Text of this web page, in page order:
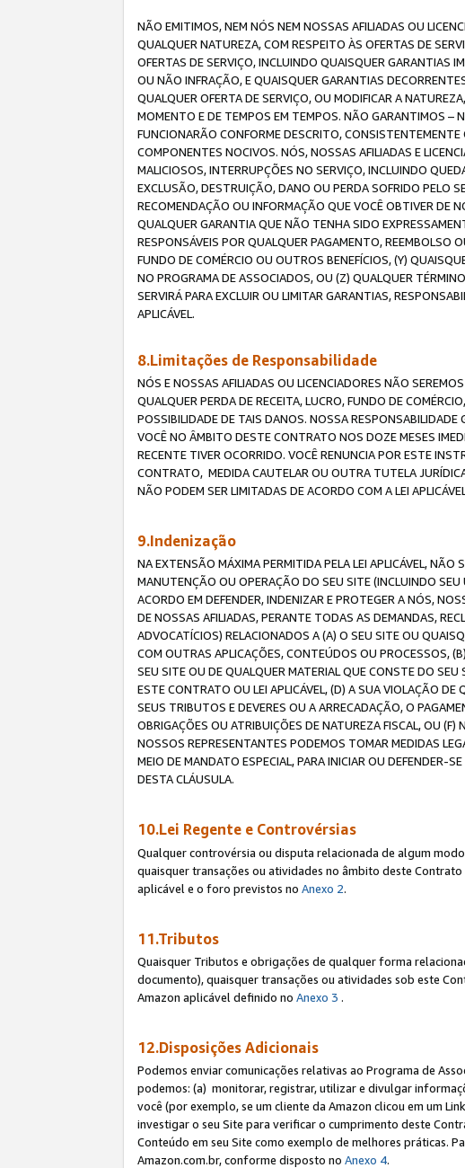
NÃO EMITIMOS, NEM NÓS NEM NOSSAS AFILIADAS OU
QUALQUER NATUREZA, COM RESPEITO ÀS OFERTAS DE
OFERTAS DE SERVIÇO, INCLUINDO QUAISQUER GARANTIAS
OU NÃO INFRAÇÃO, E QUAISQUER GARANTIAS
QUALQUER OFERTA DE SERVIÇO, OU MODIFICAR A
MOMENTO E DE TEMPOS EM TEMPOS. NÃO GARANTIMOS –
FUNCIONARÃO CONFORME DESCRITO,
COMPONENTES NOCIVOS. NÓS, NOSSAS AFILIADAS E
MALICIOSOS, INTERRUPÇÕES NO SERVIÇO, INCLUINDO
EXCLUSÃO, DESTRUIÇÃO, DANO OU PERDA SOFRIDO PELO
RECOMENDAÇÃO OU INFORMAÇÃO QUE VOCÊ OBTIVER DE
QUALQUER GARANTIA QUE NÃO TENHA SIDO
RESPONSÁVEIS POR QUALQUER PAGAMENTO, REEMBOLSO
FUNDO DE COMÉRCIO OU OUTROS BENEFÍCIOS, (Y)
NO PROGRAMA DE ASSOCIADOS, OU (Z) QUALQUER
SERVIRÁ PARA EXCLUIR OU LIMITAR GARANTIAS,
APLICÁVEL.
8.Limitações de Responsabilidade
NÓS E NOSSAS AFILIADAS OU LICENCIADORES NÃO
QUALQUER PERDA DE RECEITA, LUCRO, FUNDO DE
POSSIBILIDADE DE TAIS DANOS. NOSSA RESPONSABILIDADE
VOCÊ NO ÂMBITO DESTE CONTRATO NOS DOZE MESES
RECENTE TIVER OCORRIDO. VOCÊ RENUNCIA POR ESTE
CONTRATO, MEDIDA CAUTELAR OU OUTRA TUTELA
NÃO PODEM SER LIMITADAS DE ACORDO COM A LEI
9.Indenização
NA EXTENSÃO MÁXIMA PERMITIDA PELA LEI APLICÁVEL,
MANUTENÇÃO OU OPERAÇÃO DO SEU SITE (INCLUINDO
ACORDO EM DEFENDER, INDENIZAR E PROTEGER A NÓS,
DE NOSSAS AFILIADAS, PERANTE TODAS AS DEMANDAS,
ADVOCATÍCIOS) RELACIONADOS A (A) O SEU SITE OU
COM OUTRAS APLICAÇÕES, CONTEÚDOS OU PROCESSOS,
SEU SITE OU DE QUALQUER MATERIAL QUE CONSTE DO
ESTE CONTRATO OU LEI APLICÁVEL, (D) A SUA VIOLAÇÃO
SEUS TRIBUTOS E DEVERES OU A ARRECADAÇÃO, O
OBRIGAÇÕES OU ATRIBUIÇÕES DE NATUREZA FISCAL, OU
NOSSOS REPRESENTANTES PODEMOS TOMAR MEDIDAS
MEIO DE MANDATO ESPECIAL, PARA INICIAR OU DEFENDER-
DESTA CLÁUSULA.
10.Lei Regente e Controvérsias
Qualquer controvérsia ou disputa relacionada de algum
quaisquer transações ou atividades no âmbito deste
aplicável e o foro previstos no Anexo 2.
11.Tributos
Quaisquer Tributos e obrigações de qualquer forma
documento), quaisquer transações ou atividades sob este
Amazon aplicável definido no Anexo 3 .
12.Disposições Adicionais
Podemos enviar comunicações relativas ao Programa de
podemos: (a) monitorar, registrar, utilizar e divulgar
você (por exemplo, se um cliente da Amazon clicou em um
investigar o seu Site para verificar o cumprimento deste
Conteúdo em seu Site como exemplo de melhores práticas.
Amazon.com.br, conforme disposto no Anexo 4.